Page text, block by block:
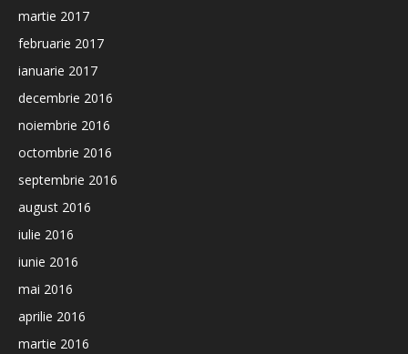
martie 2017
februarie 2017
ianuarie 2017
decembrie 2016
noiembrie 2016
octombrie 2016
septembrie 2016
august 2016
iulie 2016
iunie 2016
mai 2016
aprilie 2016
martie 2016